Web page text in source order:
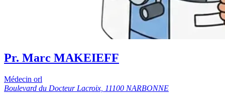
Pr. Marc MAKEIEFF
Médecin orl
Boulevard du Docteur Lacroix, 11100 NARBONNE